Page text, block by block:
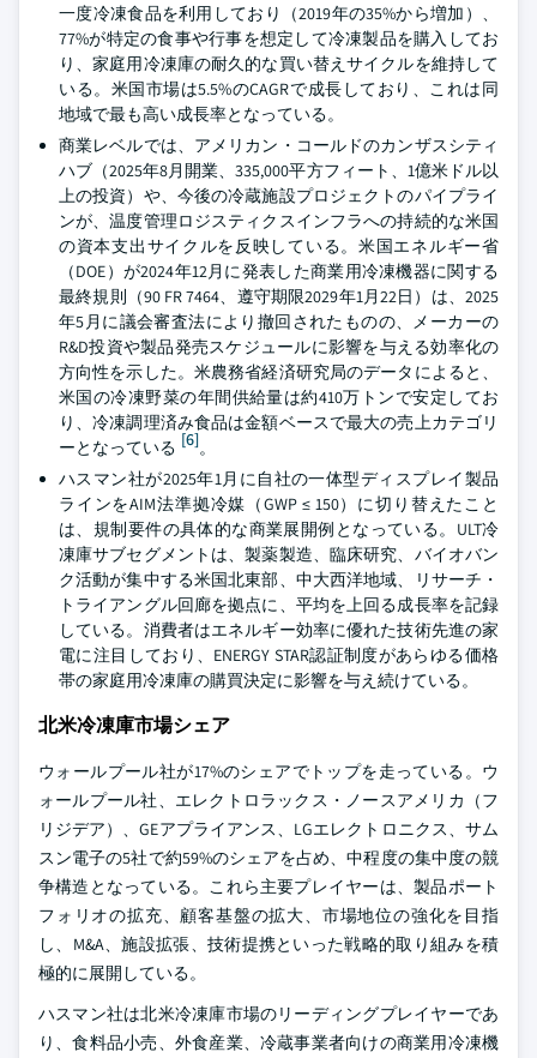
一度冷凍食品を利用しており（2019年の35%から増加）、
77%が特定の食事や行事を想定して冷凍製品を購入してお
り、家庭用冷凍庫の耐久的な買い替えサイクルを維持して
いる。米国市場は5.5%のCAGRで成長しており、これは同
地域で最も高い成長率となっている。
商業レベルでは、アメリカン・コールドのカンザスシティ
ハブ（2025年8月開業、335,000平方フィート、1億米ドル以
上の投資）や、今後の冷蔵施設プロジェクトのパイプライ
ンが、温度管理ロジスティクスインフラへの持続的な米国
の資本支出サイクルを反映している。米国エネルギー省
（DOE）が2024年12月に発表した商業用冷凍機器に関する
最終規則（90 FR 7464、遵守期限2029年1月22日）は、2025
年5月に議会審査法により撤回されたものの、メーカーの
R&D投資や製品発売スケジュールに影響を与える効率化の
方向性を示した。米農務省経済研究局のデータによると、
米国の冷凍野菜の年間供給量は約410万トンで安定してお
り、冷凍調理済み食品は金額ベースで最大の売上カテゴリ
ーとなっている [6]。
ハスマン社が2025年1月に自社の一体型ディスプレイ製品
ラインをAIM法準拠冷媒（GWP ≤ 150）に切り替えたこと
は、規制要件の具体的な商業展開例となっている。ULT冷
凍庫サブセグメントは、製薬製造、臨床研究、バイオバン
ク活動が集中する米国北東部、中大西洋地域、リサーチ・
トライアングル回廊を拠点に、平均を上回る成長率を記録
している。消費者はエネルギー効率に優れた技術先進の家
電に注目しており、ENERGY STAR認証制度があらゆる価格
帯の家庭用冷凍庫の購買決定に影響を与え続けている。
北米冷凍庫市場シェア
ウォールプール社が17%のシェアでトップを走っている。ウ
ォールプール社、エレクトロラックス・ノースアメリカ（フ
リジデア）、GEアプライアンス、LGエレクトロニクス、サム
スン電子の5社で約59%のシェアを占め、中程度の集中度の競
争構造となっている。これら主要プレイヤーは、製品ポート
フォリオの拡充、顧客基盤の拡大、市場地位の強化を目指
し、M&A、施設拡張、技術提携といった戦略的取り組みを積
極的に展開している。
ハスマン社は北米冷凍庫市場のリーディングプレイヤーであ
り、食料品小売、外食産業、冷蔵事業者向けの商業用冷凍機